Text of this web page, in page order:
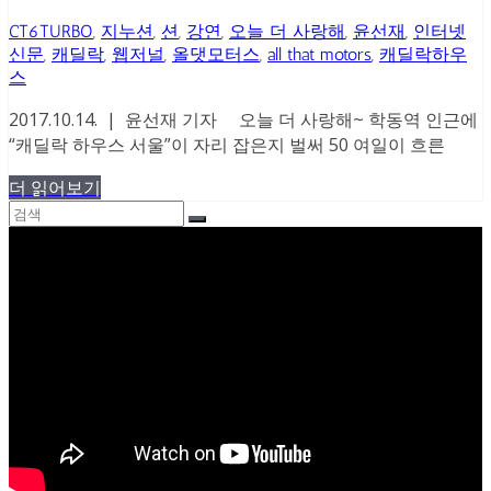
CT6TURBO, 지누션, 션, 강연, 오늘 더 사랑해, 윤선재, 인터넷
신문, 캐딜락, 웹저널, 올댓모터스, all that motors, 캐딜락하우
스
2017.10.14. | 윤선재 기자 오늘 더 사랑해~ 학동역 인근에
“캐딜락 하우스 서울”이 자리 잡은지 벌써 50 여일이 흐른
더 읽어보기